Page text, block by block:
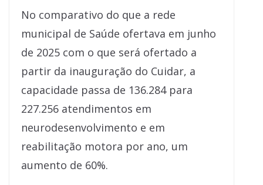
No comparativo do que a rede
municipal de Saúde ofertava em junho
de 2025 com o que será ofertado a
partir da inauguração do Cuidar, a
capacidade passa de 136.284 para
227.256 atendimentos em
neurodesenvolvimento e em
reabilitação motora por ano, um
aumento de 60%.